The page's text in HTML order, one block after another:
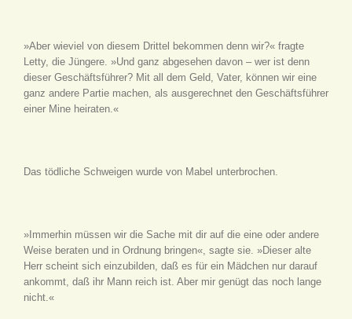
»Aber wieviel von diesem Drittel bekommen denn wir?« fragte
Letty, die Jüngere. »Und ganz abgesehen davon – wer ist denn
dieser Geschäftsführer? Mit all dem Geld, Vater, können wir eine
ganz andere Partie machen, als ausgerechnet den Geschäftsführer
einer Mine heiraten.«
Das tödliche Schweigen wurde von Mabel unterbrochen.
»Immerhin müssen wir die Sache mit dir auf die eine oder andere
Weise beraten und in Ordnung bringen«, sagte sie. »Dieser alte
Herr scheint sich einzubilden, daß es für ein Mädchen nur darauf
ankommt, daß ihr Mann reich ist. Aber mir genügt das noch lange
nicht.«